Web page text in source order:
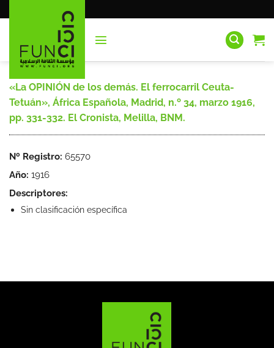
al
«La OPINIÓN de los demás. El ferrocarril Ceuta-
Tetuán», África Española, Madrid, n.º 34, marzo 1916,
pp. 331-332. El Cronista, Melilla, BNM.
Nº Registro: 65570
Año: 1916
Descriptores:
Sin clasificación específica